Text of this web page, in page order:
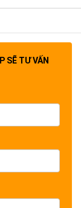
SẼ TƯ VẤN